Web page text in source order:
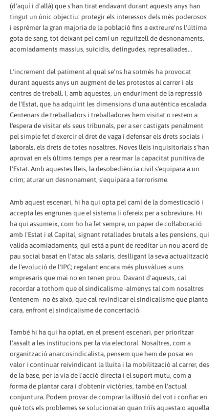
(d'aquí i d'allà) que s'han tirat endavant durant aquests anys han
tingut un únic objectiu: protegir els interessos dels més poderosos
i esprémer la gran majoria de la població fins a extreure'ns l'última
gota de sang, tot deixant pel camí un reguitzell de desnonaments,
acomiadaments massius, suicidis, detingudes, represaliades...
L'increment del patiment al qual se'ns ha sotmés ha provocat
durant aquests anys un augment de les protestes al carrer i als
centres de treball. I, amb aquestes, un enduriment de la repressió
de l'Estat, que ha adquirit les dimensions d'una autèntica escalada.
Centenars de treballadors i treballadores hem visitat o restem a
l'espera de visitar els seus tribunals, per a ser castigats penalment
pel simple fet d'exercir el dret de vaga i defensar els drets socials i
laborals, els drets de totes nosaltres. Noves lleis inquisitorials s'han
aprovat en els últims temps per a rearmar la capacitat punitiva de
l'Estat. Amb aquestes lleis, la desobediència civil s'equipara a un
crim; aturar un desnonament, s'equipara a terrorisme.
Amb aquest escenari, hi ha qui opta pel camí de la domesticació i
accepta les engrunes que el sistema li ofereix per a sobreviure. Hi
ha qui assumeix, com ho ha fet sempre, un paper de col·laboració
amb l'Estat i el Capital, signant retallades brutals a les pensions, qui
valida acomiadaments, qui està a punt de reeditar un nou acord de
pau social basat en l'atac als salaris, deslligant la seva actualització
de l'evolució de l'IPC; regalant encara més plusvàlues a uns
empresaris que mai no en tenen prou. Davant d'aquests, cal
recordar a tothom que el sindicalisme -almenys tal com nosaltres
l'entenem- no és això, que cal revindicar el sindicalisme que planta
cara, enfront el sindicalisme de concertació.
També hi ha qui ha optat, en el present escenari, per prioritzar
l'assalt a les institucions per la via electoral. Nosaltres, com a
organització anarcosindicalista, pensem que hem de posar en
valor i continuar reivindicant la lluita i la mobilització al carrer, des
de la base, per la via de l'acció directa i el suport mutu, com a
forma de plantar cara i d'obtenir victòries, també en l'actual
conjuntura. Podem provar de comprar la il·lusió del vot i confiar en
què tots els problemes se solucionaran quan triïs aquesta o aquella